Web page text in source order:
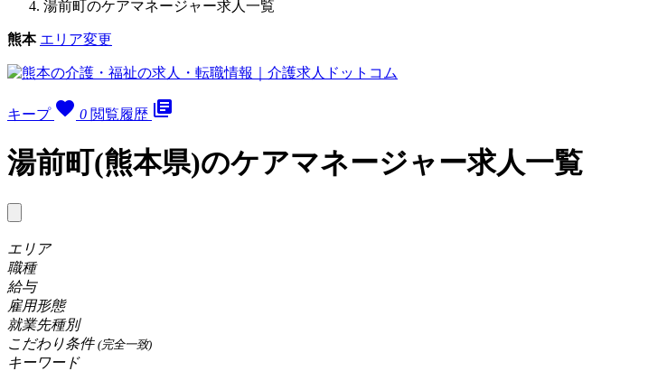
湯前町のケアマネージャー求人一覧
熊本 エリア変更
キープ favorite 0 閲覧履歴 library_books
湯前町(熊本県)のケアマネージャー求人一覧
エリア
職種
給与
雇用形態
就業先種別
こだわり条件 (完全一致)
キーワード